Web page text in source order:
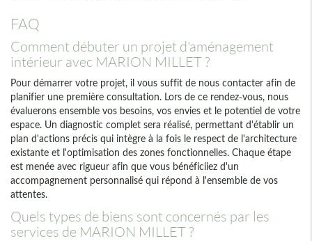
FAQ
Comment débuter un projet d'aménagement
intérieur avec MARION MILLET ?
Pour démarrer votre projet, il vous suffit de nous contacter afin de
planifier une première consultation. Lors de ce rendez-vous, nous
évaluerons ensemble vos besoins, vos envies et le potentiel de votre
espace. Un diagnostic complet sera réalisé, permettant d'établir un
plan d'actions précis qui intègre à la fois le respect de l'architecture
existante et l'optimisation des zones fonctionnelles. Chaque étape
est menée avec rigueur afin que vous bénéficiiez d'un
accompagnement personnalisé qui répond à l'ensemble de vos
attentes.
Quels types de biens sont concernés par les
services de MARION MILLET ?